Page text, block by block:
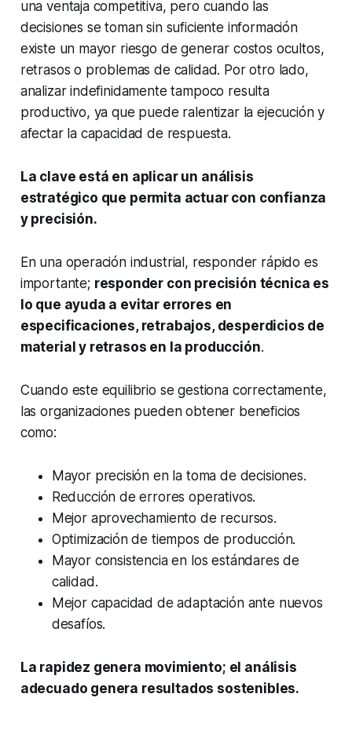
una ventaja competitiva, pero cuando las
decisiones se toman sin suficiente información
existe un mayor riesgo de generar costos ocultos,
retrasos o problemas de calidad. Por otro lado,
analizar indefinidamente tampoco resulta
productivo, ya que puede ralentizar la ejecución y
afectar la capacidad de respuesta.
La clave está en aplicar un análisis
estratégico que permita actuar con confianza
y precisión.
En una operación industrial, responder rápido es
importante; responder con precisión técnica es
lo que ayuda a evitar errores en
especificaciones, retrabajos, desperdicios de
material y retrasos en la producción.
Cuando este equilibrio se gestiona correctamente,
las organizaciones pueden obtener beneficios
como:
Mayor precisión en la toma de decisiones.
Reducción de errores operativos.
Mejor aprovechamiento de recursos.
Optimización de tiempos de producción.
Mayor consistencia en los estándares de
calidad.
Mejor capacidad de adaptación ante nuevos
desafíos.
La rapidez genera movimiento; el análisis
adecuado genera resultados sostenibles.